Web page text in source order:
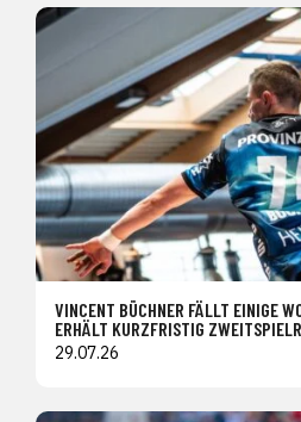
VINCENT BÜCHNER FÄLLT EINIGE
ERHÄLT KURZFRISTIG
29.07.26